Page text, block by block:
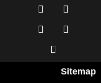
Sitemap